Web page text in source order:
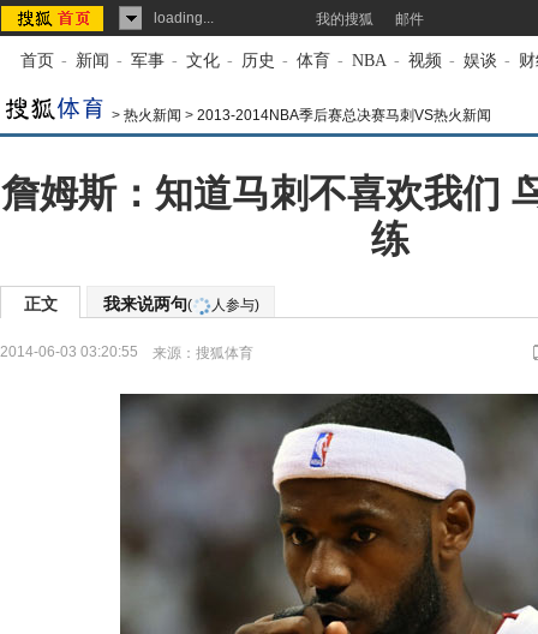
loading... 我的搜狐 邮件
首页 - 新闻 - 军事 - 文化 - 历史 - 体育 - NBA - 视频 - 娱谈 -
> 热火新闻 > 2013-2014NBA季后赛总决赛马刺VS热火新闻
詹姆斯：知道马刺不喜欢我们
练
正文 我来说两句( 人参与)
2014-06-03 03:20:55 来源： 搜狐体育